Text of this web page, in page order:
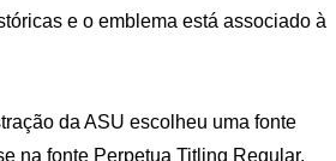
e o emblema está associado à
da ASU escolheu uma fonte
na fonte Perpetua Titling Regular.